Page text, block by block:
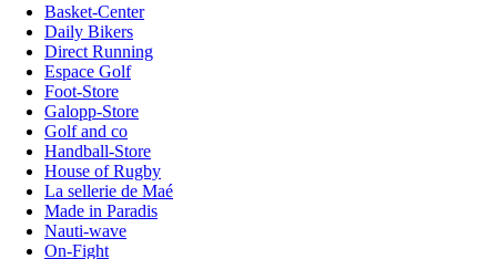
Basket-Center
Daily Bikers
Direct Running
Espace Golf
Foot-Store
Galopp-Store
Golf and co
Handball-Store
House of Rugby
La sellerie de Maé
Made in Paradis
Nauti-wave
On-Fight